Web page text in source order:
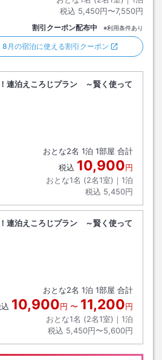
税込 5,450円〜7,550円
割引クーポン配布中 ※利用条件あり
8月の宿泊に使える割引クーポン
！連泊えころじプラン ～賢く使って
ト
おとな2名 1泊 1部屋 合計
税込 10,900円
おとな1名 (2名1室)｜ 1泊
税込 5,450円
！連泊えころじプラン ～賢く使って
ト
おとな2名 1泊 1部屋 合計
10,900円 〜 11,200円
おとな1名 (2名1室)｜ 1泊
税込 5,450円〜5,600円